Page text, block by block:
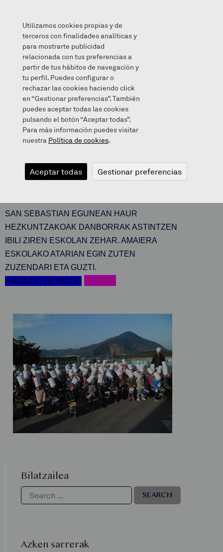
TTAN PARRAN PA TA PAN
2017/01/24
TTAN PARRAN
PA TA PAN
SAN SEBASTIAN EGUNEAN HAUR
HEZKUNTZAKOAK DANBORRAK ASTINTZEN
IBILI ZIREN ESKOLAN ZEHAR. AMAIERA
ESKOLAKO ATARIAN EGIN ZUTEN
ZUZENDARI ETA GUZTI.
ARGAZKI GEHIAGO HEMEN
Bilatzailea
Azken sarrerak
Utilizamos cookies propias y de
terceros con finalidades analíticas y
para mostrarte publicidad
relacionada con tus preferencias a
partir de tus hábitos de navegación y
tu perfil. Puedes configurar o
rechazar las cookies haciendo click
en “Gestionar preferencias”. También
puedes aceptar todas las cookies
pulsando el botón “Aceptar todas”.
Para más información puedes visitar
nuestra Política de cookies.
Aceptar todas Gestionar preferencias